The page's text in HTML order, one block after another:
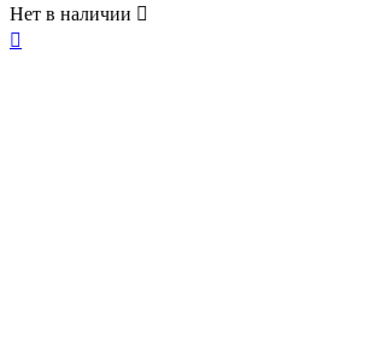
Нет в наличии 
